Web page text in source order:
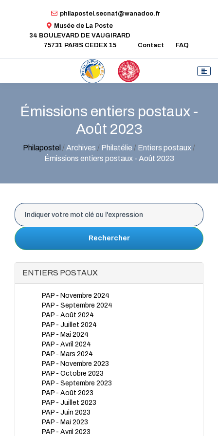
philapostel.secnat@wanadoo.fr
Musée de La Poste
34 BOULEVARD DE VAUGIRARD
75731 PARIS CEDEX 15
Contact FAQ
Émissions entiers postaux -
Août 2023
Philapostel /Archives / Philatélie / Entiers postaux /
Émissions entiers postaux - Août 2023
Rechercher
ENTIERS POSTAUX
PAP - Novembre 2024
PAP - Septembre 2024
PAP - Août 2024
PAP - Juillet 2024
PAP - Mai 2024
PAP - Avril 2024
PAP - Mars 2024
PAP - Novembre 2023
PAP - Octobre 2023
PAP - Septembre 2023
PAP - Août 2023
PAP - Juillet 2023
PAP - Juin 2023
PAP - Mai 2023
PAP - Avril 2023